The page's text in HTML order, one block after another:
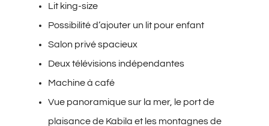
Lit king-size
Possibilité d’ajouter un lit pour enfant
Salon privé spacieux
Deux télévisions indépendantes
Machine à café
Vue panoramique sur la mer, le port de
plaisance de Kabila et les montagnes de